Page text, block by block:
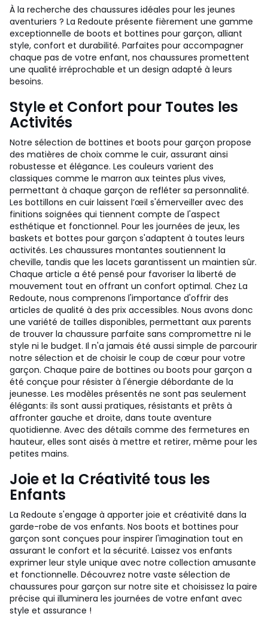
À la recherche des chaussures idéales pour les jeunes
aventuriers ? La Redoute présente fièrement une gamme
exceptionnelle de boots et bottines pour garçon, alliant
style, confort et durabilité. Parfaites pour accompagner
chaque pas de votre enfant, nos chaussures promettent
une qualité irréprochable et un design adapté à leurs
besoins.
Style et Confort pour Toutes les
Activités
Notre sélection de bottines et boots pour garçon propose
des matières de choix comme le cuir, assurant ainsi
robustesse et élégance. Les couleurs varient des
classiques comme le marron aux teintes plus vives,
permettant à chaque garçon de refléter sa personnalité.
Les bottillons en cuir laissent l’œil s'émerveiller avec des
finitions soignées qui tiennent compte de l'aspect
esthétique et fonctionnel. Pour les journées de jeux, les
baskets et bottes pour garçon s'adaptent à toutes leurs
activités. Les chaussures montantes soutiennent la
cheville, tandis que les lacets garantissent un maintien sûr.
Chaque article a été pensé pour favoriser la liberté de
mouvement tout en offrant un confort optimal. Chez La
Redoute, nous comprenons l'importance d'offrir des
articles de qualité à des prix accessibles. Nous avons donc
une variété de tailles disponibles, permettant aux parents
de trouver la chaussure parfaite sans compromettre ni le
style ni le budget. Il n'a jamais été aussi simple de parcourir
notre sélection et de choisir le coup de cœur pour votre
garçon. Chaque paire de bottines ou boots pour garçon a
été conçue pour résister à l'énergie débordante de la
jeunesse. Les modèles présentés ne sont pas seulement
élégants: ils sont aussi pratiques, résistants et prêts à
affronter gauche et droite, dans toute aventure
quotidienne. Avec des détails comme des fermetures en
hauteur, elles sont aisés à mettre et retirer, même pour les
petites mains.
Joie et la Créativité tous les
Enfants
La Redoute s'engage à apporter joie et créativité dans la
garde-robe de vos enfants. Nos boots et bottines pour
garçon sont conçues pour inspirer l'imagination tout en
assurant le confort et la sécurité. Laissez vos enfants
exprimer leur style unique avec notre collection amusante
et fonctionnelle. Découvrez notre vaste sélection de
chaussures pour garçon sur notre site et choisissez la paire
précise qui illuminera les journées de votre enfant avec
style et assurance !